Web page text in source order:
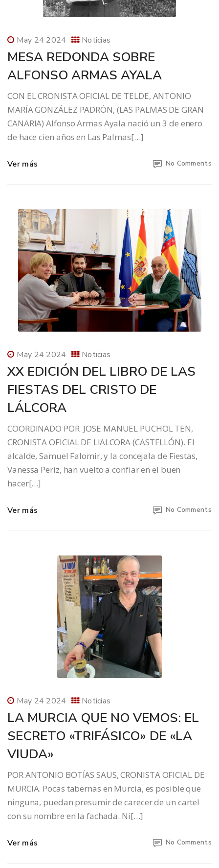
May 24 2024 Noticias
MESA REDONDA SOBRE
ALFONSO ARMAS AYALA
CON EL CRONISTA OFICIAL DE TELDE, ANTONIO
MARÍA GONZÁLEZ PADRÓN, (LAS PALMAS DE GRAN
CANARIA) Alfonso Armas Ayala nació un 3 de enero
de hace cien años en Las Palmas[…]
Ver más No Comments
May 24 2024 Noticias
XX EDICIÓN DEL LIBRO DE LAS
FIESTAS DEL CRISTO DE
LÁLCORA
COORDINADO POR JOSE MANUEL PUCHOL TEN,
CRONISTA OFICIAL DE L!ALCORA (CASTELLÓN). El
alcalde, Samuel Falomir, y la concejala de Fiestas,
Vanessa Periz, han vuelto a confiar en el buen
hacer[…]
Ver más No Comments
May 24 2024 Noticias
LA MURCIA QUE NO VEMOS: EL
SECRETO «TRIFÁSICO» DE «LA
VIUDA»
POR ANTONIO BOTÍAS SAUS, CRONISTA OFICIAL DE
MURCIA. Pocas tabernas en Murcia, es posible que
ninguna, puedan presumir de carecer de un cartel
con su nombre en la fachada. Ni[…]
Ver más No Comments